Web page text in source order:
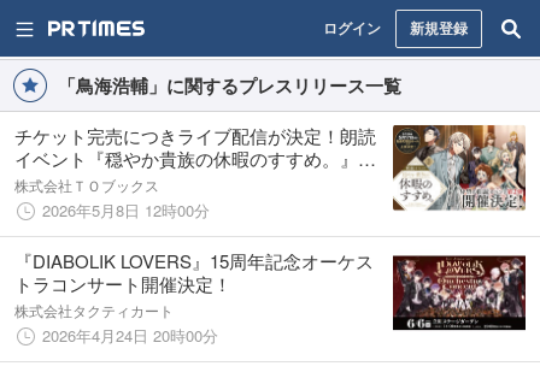
ログイン 新規登録
「鳥海浩輔」に関するプレスリリース一覧
チケット完売につきライブ配信が決定！朗読
イベント『穏やか貴族の休暇のすすめ。』
5/8(金)12時よりチケット販売開始
株式会社ＴＯブックス
2026年5月8日 12時00分
『DIABOLIK LOVERS』15周年記念オーケス
トラコンサート開催決定！
株式会社タクティカート
2026年4月24日 20時00分